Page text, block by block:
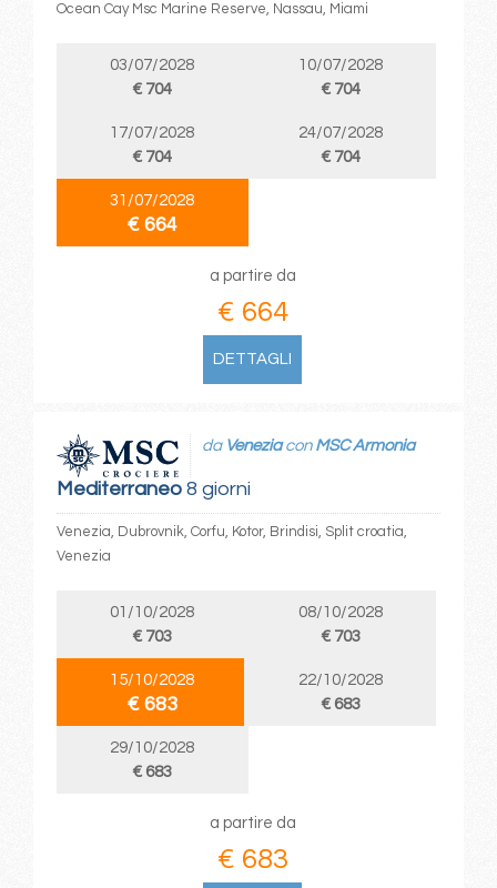
Ocean Cay Msc Marine Reserve, Nassau, Miami
03/07/2028
€ 704
10/07/2028
€ 704
17/07/2028
€ 704
24/07/2028
€ 704
31/07/2028
€ 664
a partire da
€ 664
DETTAGLI
Mediterraneo8 giorni
da Veneziacon MSC Armonia
Venezia, Dubrovnik, Corfu, Kotor, Brindisi, Split croatia,
Venezia
01/10/2028
€ 703
08/10/2028
€ 703
15/10/2028
€ 683
22/10/2028
€ 683
29/10/2028
€ 683
a partire da
€ 683